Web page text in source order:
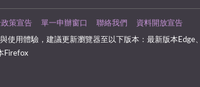
策宣告 單一申辦窗口 聯絡我們 資料開放宣告
使用體驗，建議更新瀏覽器至以下版本：最新版本Edge、
Firefox